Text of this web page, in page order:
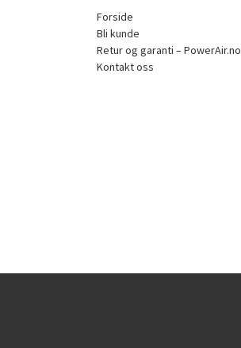
Forside
Bli kunde
Retur og garanti – PowerAir.no
Kontakt oss